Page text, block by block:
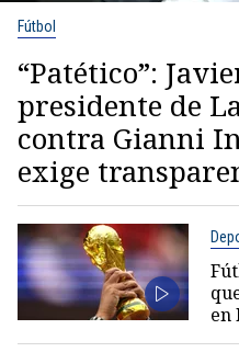
Fútbol
“Patético”:
presidente de
contra Gianni
exige
en